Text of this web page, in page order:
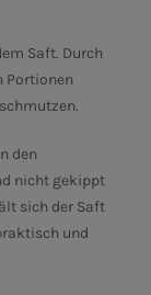
Saft. Durch
Portionen
den
nicht gekippt
sich der Saft
und